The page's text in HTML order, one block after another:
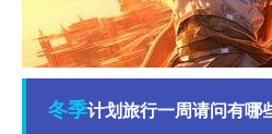
冬季计划旅行一周请问有哪